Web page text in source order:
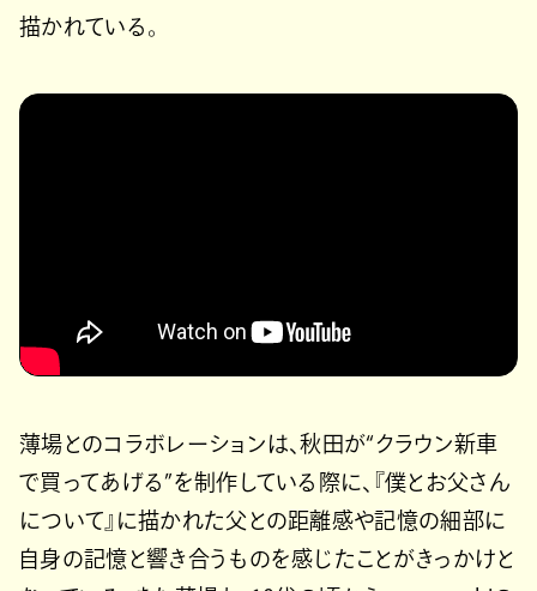
描かれている。
薄場とのコラボレーションは、秋田が“クラウン新車
で買ってあげる”を制作している際に、『僕とお父さん
について』に描かれた父との距離感や記憶の細部に
自身の記憶と響き合うものを感じたことがきっかけと